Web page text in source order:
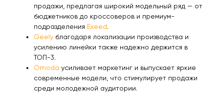
продажи, предлагая широкий модельный ряд — от
бюджетников до кроссоверов и премиум-
подразделения Exeed.
Geely благодаря локализации производства и
усилению линейки также надежно держится в
ТОП-3.
Omoda усиливает маркетинг и выпускает яркие
современные модели, что стимулирует продажи
среди молодежной аудитории.